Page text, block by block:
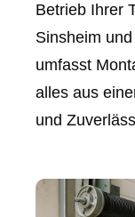
Betrieb Ihrer
Sinsheim
umfasst
alles aus
und